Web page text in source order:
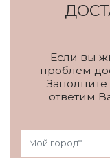
Если вы
проблем
ответим